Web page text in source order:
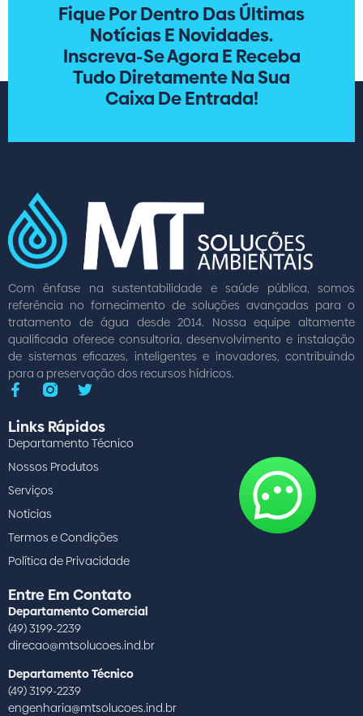
Fique Por Dentro Das Últimas
Notícias E Novidades.
Inscreva-Se Agora E Receba
Tudo Diretamente Na Sua
Caixa De Entrada!
Com ênfase na sustentabilidade e saúde pública, somos
referência no fornecimento de soluções avançadas para o
tratamento de água desde 2014. Nossa equipe altamente
qualificada oferece consultoria, desenvolvimento e instalação
de sistemas eficazes, inteligentes e inovadores, contribuindo
para a preservação dos recursos hídricos.
Links Rápidos
Departamento Técnico
Nossos Produtos
Serviços
Noticias
Termos e Condições
Política de Privacidade
Entre Em Contato
Departamento Comercial
(49) 3199-2239
direcao@mtsolucoes.ind.br
Departamento Técnico
(49) 3199-2239
engenharia@mtsolucoes.ind.br